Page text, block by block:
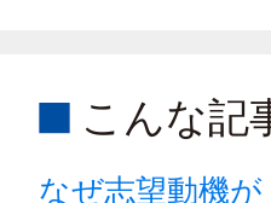
こんな記
なぜ志望動機